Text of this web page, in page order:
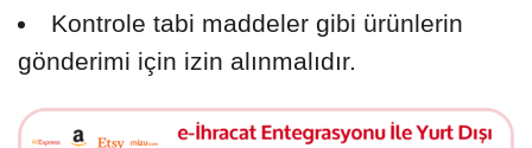
Kontrole tabi maddeler gibi ürünlerin
gönderimi için izin alınmalıdır.